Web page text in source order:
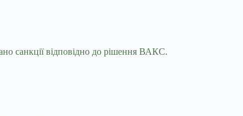
санкції відповідно до рішення ВАКС.